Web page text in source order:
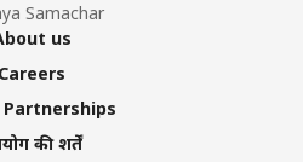
Samachar
us
Careers
Partnerships
की शर्तें